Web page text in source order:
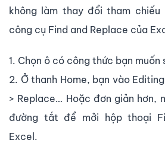
không làm thay đổi tham
công cụ Find and Replace của
1. Chọn ô có công thức bạn muốn
2. Ở thanh Home, bạn vào
> Replace… Hoặc đơn giản hơn,
đường tắt để mởi hộp thoại
Excel.